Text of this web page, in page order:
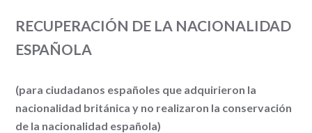
RECUPERACIÓN DE LA NACIONALIDAD
ESPAÑOLA
(para ciudadanos españoles que adquirieron la
nacionalidad británica y no realizaron la conservación
de la nacionalidad española)